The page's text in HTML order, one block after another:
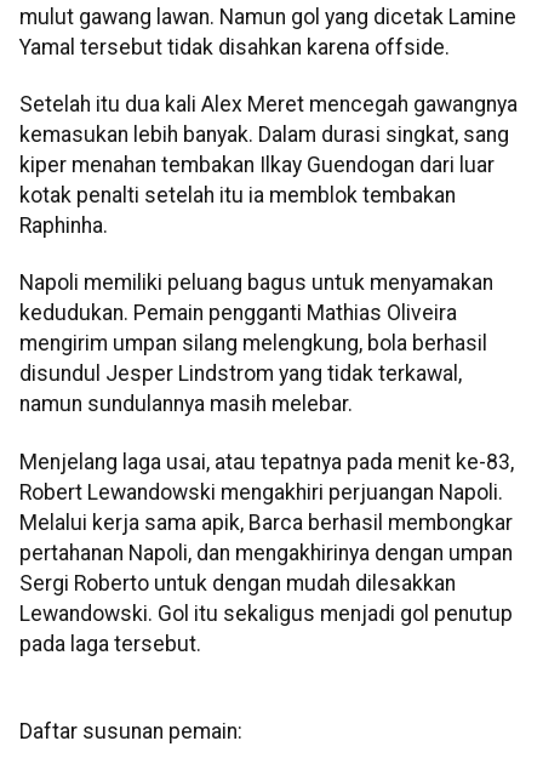
mulut gawang lawan. Namun gol yang dicetak Lamine
Yamal tersebut tidak disahkan karena offside.
Setelah itu dua kali Alex Meret mencegah gawangnya
kemasukan lebih banyak. Dalam durasi singkat, sang
kiper menahan tembakan Ilkay Guendogan dari luar
kotak penalti setelah itu ia memblok tembakan
Raphinha.
Napoli memiliki peluang bagus untuk menyamakan
kedudukan. Pemain pengganti Mathias Oliveira
mengirim umpan silang melengkung, bola berhasil
disundul Jesper Lindstrom yang tidak terkawal,
namun sundulannya masih melebar.
Menjelang laga usai, atau tepatnya pada menit ke-83,
Robert Lewandowski mengakhiri perjuangan Napoli.
Melalui kerja sama apik, Barca berhasil membongkar
pertahanan Napoli, dan mengakhirinya dengan umpan
Sergi Roberto untuk dengan mudah dilesakkan
Lewandowski. Gol itu sekaligus menjadi gol penutup
pada laga tersebut.
Daftar susunan pemain: